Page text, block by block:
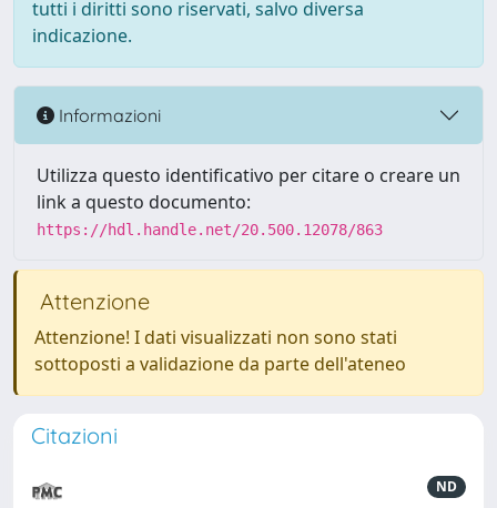
tutti i diritti sono riservati, salvo diversa
indicazione.
Informazioni
Utilizza questo identificativo per citare o creare un
link a questo documento:
https://hdl.handle.net/20.500.12078/863
Attenzione
Attenzione! I dati visualizzati non sono stati
sottoposti a validazione da parte dell'ateneo
Citazioni
ND